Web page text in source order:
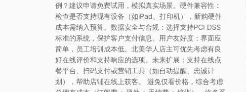
例？建议申请免费试用，模拟真实场景。硬件兼容性：
检查是否支持现有设备（如iPad、打印机），新购硬件
成本需纳入预算。数据安全与合规：选择支持PCI DSS
标准的系统，保护客户支付信息。用户友好度：界面应
简单，员工培训成本低。北美华人店主可优先考虑有良
好在线评价和支持响应的选项。未来扩展：支持在线点
餐平台、扫码支付或营销工具（如自动提醒、忠诚计
划），帮助店铺在线上获客。 避免仅看价格，综合考虑